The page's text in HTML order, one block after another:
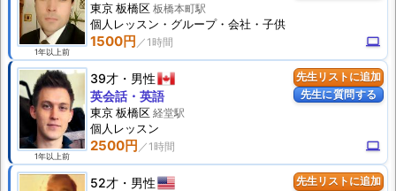
1年以上前
1500円 computer
東京 板橋区 板橋本町駅
個人 レッスン ・グループ・会社・子供
先生リストに追加
先生に質問する
1年以上前
39才 男性
2500円 computer
英会話・英語
東京 板橋区 経堂駅
個人 レッスン
先生リストに追加
52才 男性